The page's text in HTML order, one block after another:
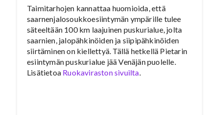
Taimitarhojen kannattaa huomioida, että
saarnenjalosoukkoesiintymän ympärille tulee
säteeltään 100 km laajuinen puskurialue, jolta
saarnien, jalopähkinöiden ja siipipähkinöiden
siirtäminen on kiellettyä. Tällä hetkellä Pietarin
esiintymän puskurialue jää Venäjän puolelle.
Lisätietoa Ruokaviraston sivuilta.